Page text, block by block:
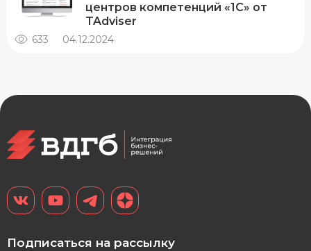
центров компетенций «1С» от
TAdviser
633 04.12.2024
Подписаться на рассылку